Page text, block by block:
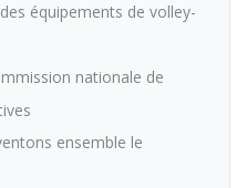
équipements de volley-
nationale de
ensemble le